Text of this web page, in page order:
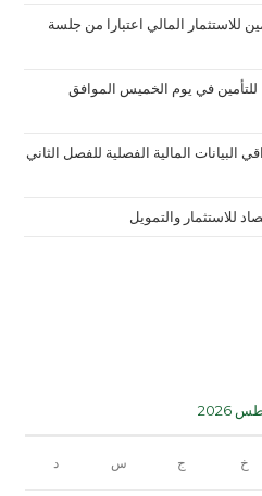
للاستثمار المالي اعتبارا من جلسة
للتأمين في يوم الخميس الموافق
المالية الفصلية للفصل الثاني
للاستثمار والتمويل
2026
خ ج س د